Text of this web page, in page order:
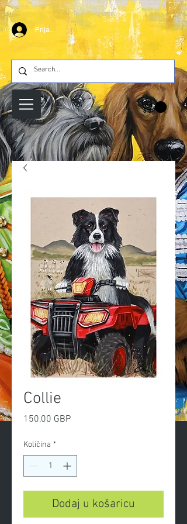
Prijava
Collie
150,00 GBPCijena
Količina *
Dodaj u košaricu